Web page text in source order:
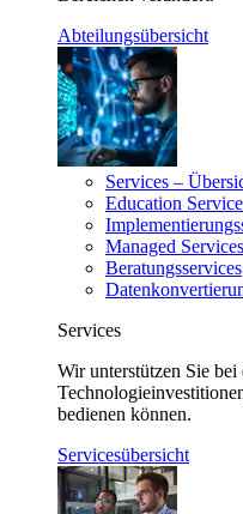
Abteilungsübersicht
Services –
Education
Managed Services
Beratungsservices
Services
Wir unterstützen Sie
bedienen können.
Servicesübersicht